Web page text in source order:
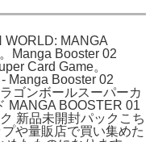
WORLD: MANGA
Manga Booster 02
Card Game。
Manga Booster 02
ゴンボールスーパーカ
MANGA BOOSTER 01
新品未開封パックこち
や量販店で買い集めた